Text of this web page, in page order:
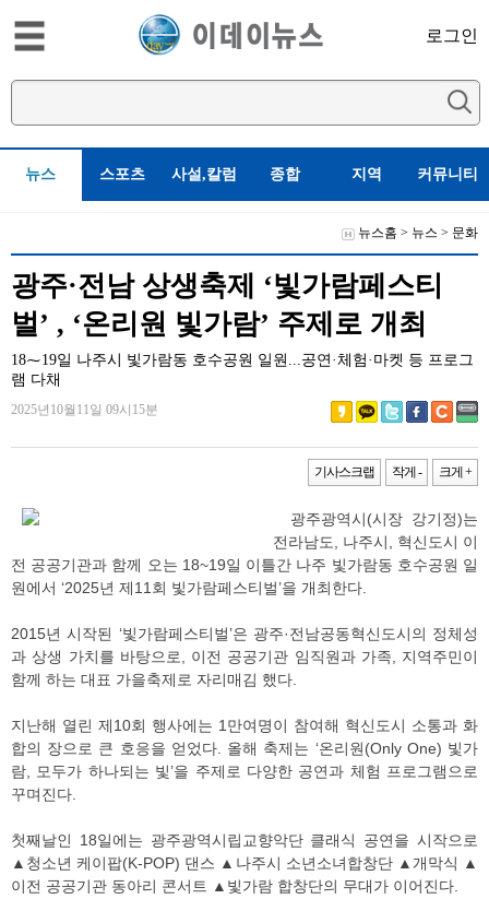
로그인
뉴스 스포츠 사설,칼럼 종합 지역 커뮤니티
뉴스홈 > 뉴스 > 문화
광주·전남 상생축제 ‘빛가람페스티
벌’ , ‘온리원 빛가람’ 주제로 개최
18⁓19일 나주시 빛가람동 호수공원 일원...공연·체험·마켓 등 프로그
램 다채
2025년10월11일 09시15분
기사스크랩 작게 - 크게 +
광주광역시(시장 강기정)는
전라남도, 나주시, 혁신도시 이
전 공공기관과 함께 오는 18~19일 이틀간 나주 빛가람동 호수공원 일
원에서 ‘2025년 제11회 빛가람페스티벌’을 개최한다.
2015년 시작된 ‘빛가람페스티벌’은 광주·전남공동혁신도시의 정체성
과 상생 가치를 바탕으로, 이전 공공기관 임직원과 가족, 지역주민이
함께 하는 대표 가을축제로 자리매김 했다.
지난해 열린 제10회 행사에는 1만여명이 참여해 혁신도시 소통과 화
합의 장으로 큰 호응을 얻었다. 올해 축제는 ‘온리원(Only One) 빛가
람, 모두가 하나되는 빛’을 주제로 다양한 공연과 체험 프로그램으로
꾸며진다.
첫째날인 18일에는 광주광역시립교향악단 클래식 공연을 시작으로
▲청소년 케이팝(K-POP) 댄스 ▲나주시 소년소녀합창단 ▲개막식 ▲
이전 공공기관 동아리 콘서트 ▲빛가람 합창단의 무대가 이어진다.